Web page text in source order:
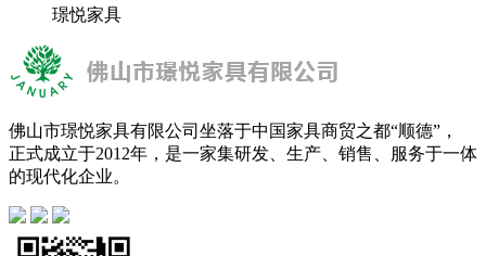
璟悦家具
佛山市璟悦家具有限公司坐落于中国家具商贸之都“顺德”，
正式成立于2012年，是一家集研发、生产、销售、服务于一体
的现代化企业。